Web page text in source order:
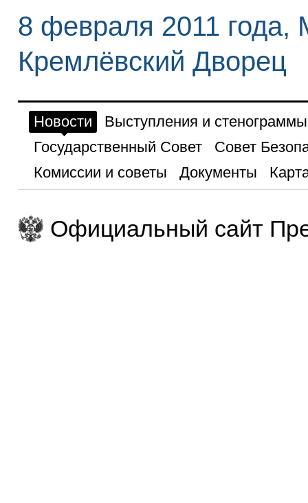
8 февраля 2011 года,
Кремлёвский Дворец
Новости
Выступления и стенограммы
Государственный Совет
Совет
Комиссии и советы
Документы
Официальный сайт